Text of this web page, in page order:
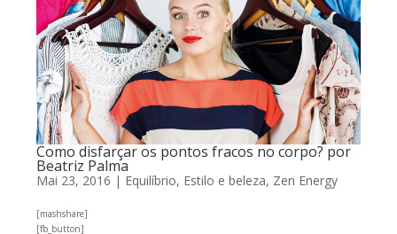
Como disfarçar os pontos fracos no corpo? por
Beatriz Palma
Mai 23, 2016 | Equilíbrio, Estilo e beleza, Zen Energy
[mashshare]
[fb_button]